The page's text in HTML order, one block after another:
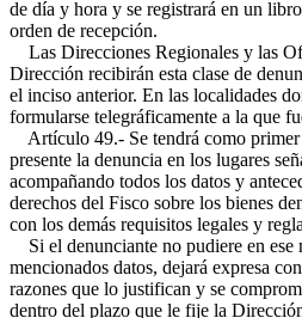
de día y hora y se registrará en un
orden de recepción.
Las Direcciones Regionales y las
Dirección recibirán esta clase de
el inciso anterior. En las localidades
formularse telegráficamente a la que
Artículo 49.- Se tendrá como primer
presente la denuncia en los lugares
acompañando todos los datos y
derechos del Fisco sobre los bienes
con los demás requisitos legales y
Si el denunciante no pudiere en ese
mencionados datos, dejará expresa
razones que lo justifican y se
dentro del plazo que le fije la